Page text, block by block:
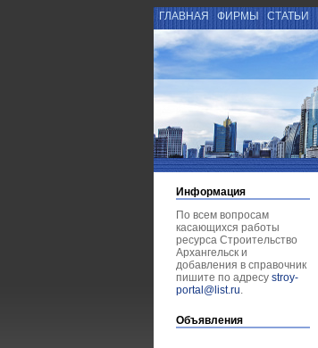
ГЛАВНАЯ ФИРМЫ СТАТЬИ
Информация
По всем вопросам
касающихся работы
ресурса Строительство
Архангельск и
добавления в справочник
пишите по адресу stroy-
portal@list.ru.
Объявления